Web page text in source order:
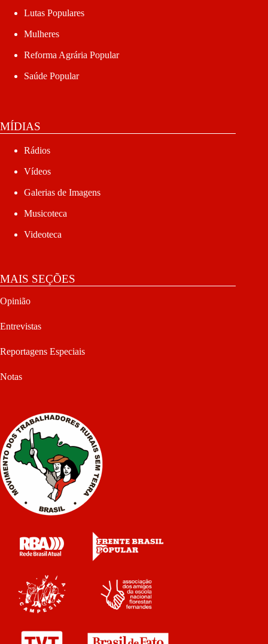
Lutas Populares
Mulheres
Reforma Agrária Popular
Saúde Popular
MÍDIAS
Rádios
Vídeos
Galerias de Imagens
Musicoteca
Videoteca
MAIS SEÇÕES
Opinião
Entrevistas
Reportagens Especiais
Notas